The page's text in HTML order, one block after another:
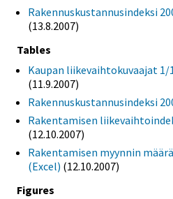
Rakennuskustannusindeksi
(13.8.2007)
Tables
Kaupan liikevaihtokuvaajat 1/
(11.9.2007)
Rakennuskustannusindeksi
Rakentamisen
(12.10.2007)
Rakentamisen myynnin
(Excel) (12.10.2007)
Figures